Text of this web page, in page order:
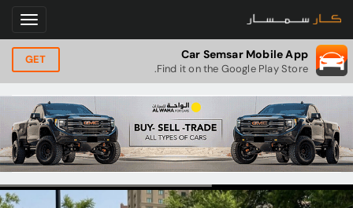
Car Semsar Mobile App
Find it on the Google Play Store.
GET